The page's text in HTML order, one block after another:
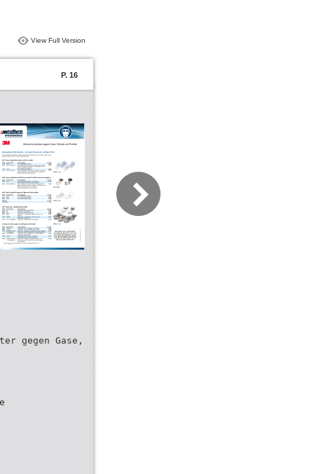
View Full Version
P. 16
gegen Gase,